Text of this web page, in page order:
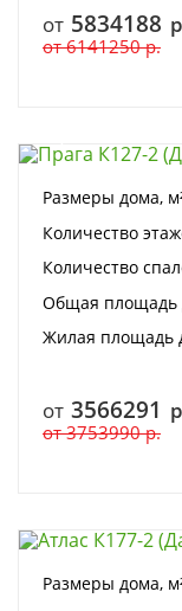
от 5834188
от6141250р.
Размеры дома,
Количество
Количество
Общая площадь
Жилая площадь
от 3566291
от3753990р.
Размеры дома,